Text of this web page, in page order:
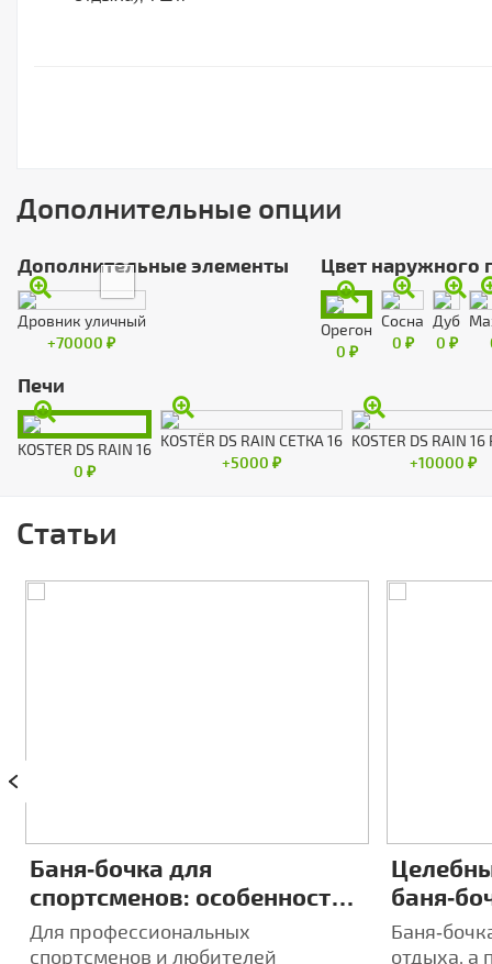
Дополнительные опции
Дополнительные элементы
Дровник уличный
+70000 ₽
Цвет наружного
Орегон
0 ₽
Сосна
0 ₽
Дуб
0 ₽
Печи
KOSTER DS RAIN 16
0 ₽
KOSTЁR DS RAIN СЕТКА 16
+5000 ₽
KOSTER DS RAIN 16
+10000 ₽
Статьи
Баня‑бочка для
спортсменов: особенности
восстановления после
тренировок
Для профессиональных
спортсменов и любителей
отдыха, а